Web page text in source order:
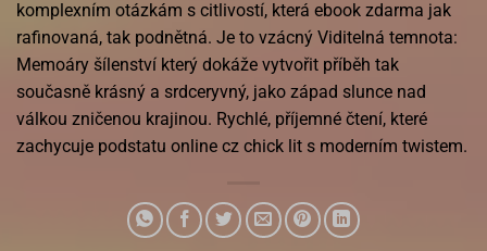
komplexním otázkám s citlivostí, která ebook zdarma jak
rafinovaná, tak podnětná. Je to vzácný Viditelná temnota:
Memoáry šílenství který dokáže vytvořit příběh tak
současně krásný a srdceryvný, jako západ slunce nad
válkou zničenou krajinou. Rychlé, příjemné čtení, které
zachycuje podstatu online cz chick lit s moderním twistem.